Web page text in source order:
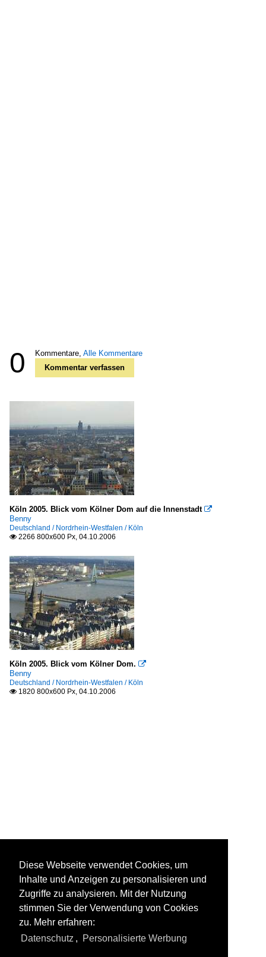
0 Kommentare, Alle Kommentare
Kommentar verfassen
Köln 2005. Blick vom Kölner Dom auf die Innenstadt 
Benny
Deutschland / Nordrhein-Westfalen / Köln
 2266 800x600 Px, 04.10.2006
Köln 2005. Blick vom Kölner Dom. 
Benny
Deutschland / Nordrhein-Westfalen / Köln
 1820 800x600 Px, 04.10.2006
Diese Webseite verwendet Cookies, um
Inhalte und Anzeigen zu personalisieren und
Zugriffe zu analysieren. Mit der Nutzung
stimmen Sie der Verwendung von Cookies
zu. Mehr erfahren:
Datenschutz , Personalisierte Werbung